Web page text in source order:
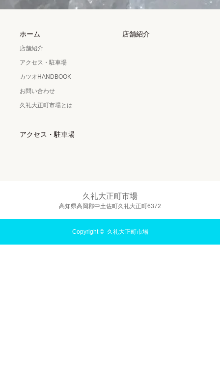
ホーム
店舗紹介
アクセス・駐車場
カツオHANDBOOK
お問い合わせ
久礼大正町市場とは
店舗紹介
アクセス・駐車場
久礼大正町市場
高知県高岡郡中土佐町久礼大正町6372
Copyright © 久礼大正町市場